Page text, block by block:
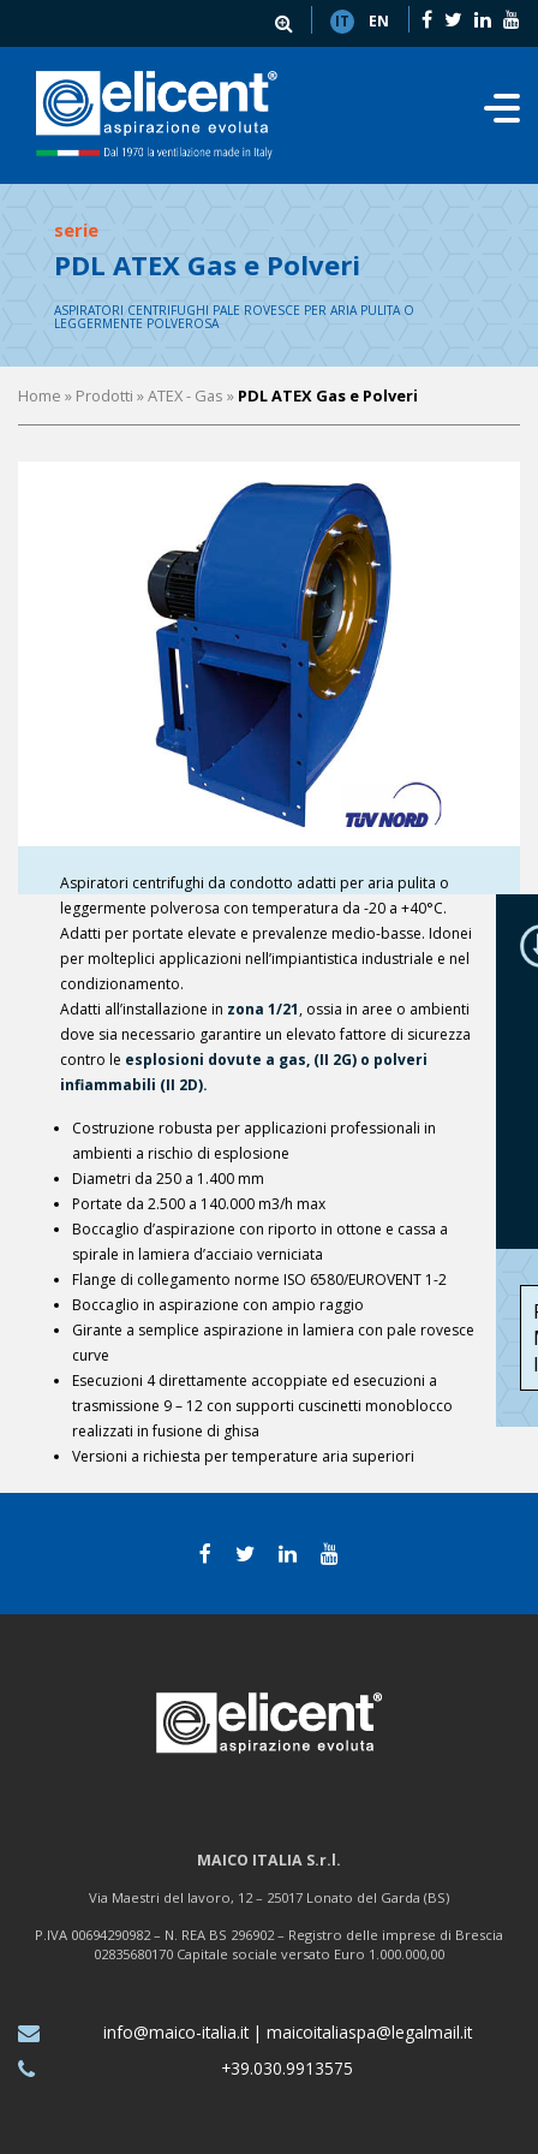
IT EN
serie
PDL ATEX Gas e Polveri
ASPIRATORI CENTRIFUGHI PALE ROVESCE PER ARIA PULITA O
LEGGERMENTE POLVEROSA
Home » Prodotti »ATEX - Gas » PDL ATEX Gas e Polveri
Aspiratori centrifughi da condotto adatti per aria pulita o
leggermente polverosa con temperatura da -20 a +40°C.
Adatti per portate elevate e prevalenze medio-basse. Idonei
per molteplici applicazioni nell’impiantistica industriale e nel
condizionamento.
Adatti all’installazione in zona 1/21, ossia in aree o ambienti
dove sia necessario garantire un elevato fattore di sicurezza
contro le esplosioni dovute a gas, (II 2G) o polveri
infiammabili (II 2D).
Costruzione robusta per applicazioni professionali in
ambienti a rischio di esplosione
Diametri da 250 a 1.400 mm
Portate da 2.500 a 140.000 m3/h max
Boccaglio d’aspirazione con riporto in ottone e cassa a
spirale in lamiera d’acciaio verniciata
Flange di collegamento norme ISO 6580/EUROVENT 1-2
Boccaglio in aspirazione con ampio raggio
Girante a semplice aspirazione in lamiera con pale rovesce
curve
Esecuzioni 4 direttamente accoppiate ed esecuzioni a
trasmissione 9 – 12 con supporti cuscinetti monoblocco
realizzati in fusione di ghisa
Versioni a richiesta per temperature aria superiori
MAICO ITALIA S.r.l.
Via Maestri del lavoro, 12 – 25017 Lonato del Garda (BS)
P.IVA 00694290982 – N. REA BS 296902 – Registro delle imprese di Brescia
02835680170 Capitale sociale versato Euro 1.000.000,00
info@maico-italia.it| maicoitaliaspa@legalmail.it
+39.030.9913575